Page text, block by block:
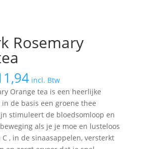
Rosemary
Prijsklasse:
€ 6,00
tot
€ 11,94
incl. Btw
Orange tea is een heerlijke
de basis een groene thee
stimuleert de bloedsomloop en
als je je moe en lusteloos
, in de sinaasappelen, versterkt